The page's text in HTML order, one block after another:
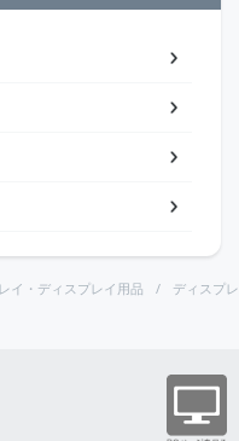
イ・ディスプレイ用品 ディスプ